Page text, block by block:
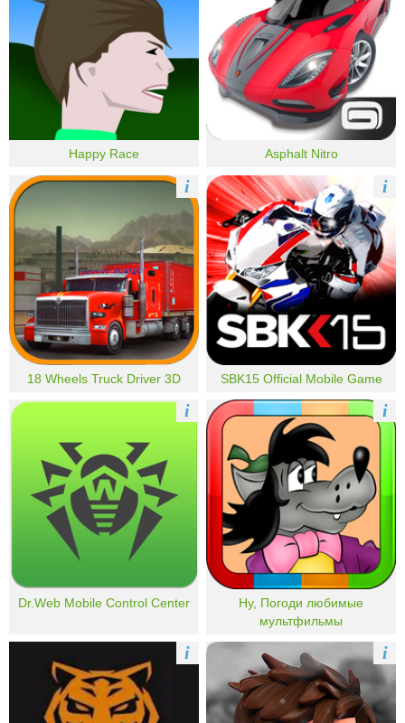
Happy Race Asphalt Nitro
18 Wheels Truck Driver 3D
i
SBK15 Official Mobile Game
i
Dr.Web Mobile Control Center
i
Ну, Погоди любимые
мультфильмы
i
i i